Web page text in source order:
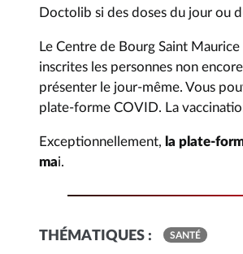
Doctolib si des doses du jour ou
Le Centre de Bourg Saint
inscrites les personnes non
présenter le jour-même. Vous
plate-forme COVID. La
Exceptionnellement, la plate-
mai.
THÉMATIQUES : SANTÉ